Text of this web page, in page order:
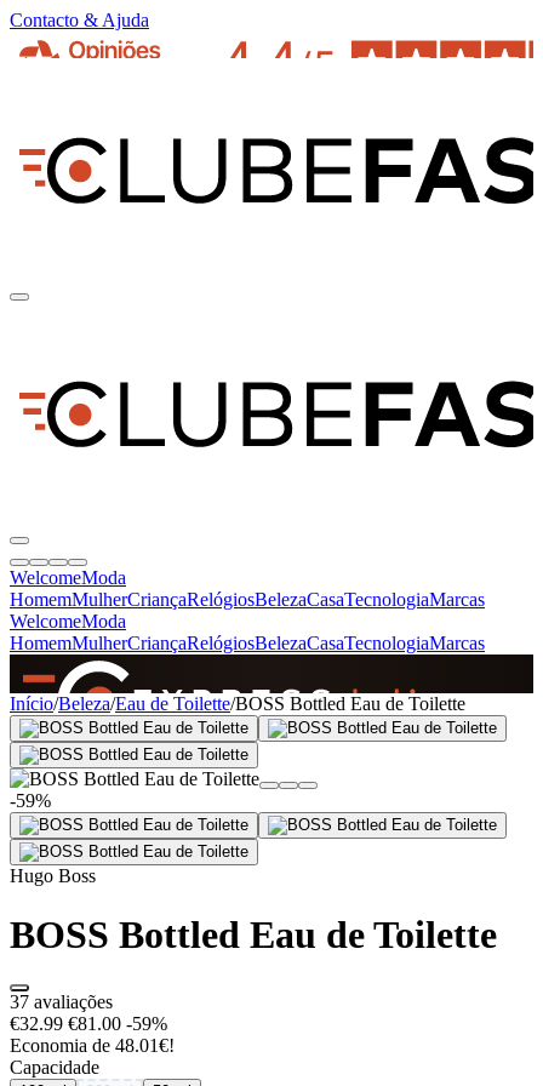
Contacto & Ajuda
WelcomeModa
HomemMulherCriançaRelógiosBelezaCasaTecnologiaMarcas
WelcomeModa
HomemMulherCriançaRelógiosBelezaCasaTecnologiaMarcas
SINCE 2005
+de 36.000 reviews
Início/Beleza/Eau de Toilette/BOSS Bottled Eau de Toilette
-59%
Hugo Boss
BOSS Bottled Eau de Toilette
37 avaliações
€32.99 €81.00 -59%
Economia de 48.01€!
Capacidade